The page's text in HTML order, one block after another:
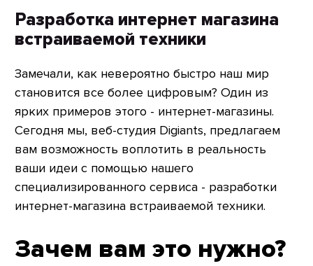
Разработка интернет магазина
встраиваемой техники
Замечали, как невероятно быстро наш мир
становится все более цифровым? Один из
ярких примеров этого - интернет-магазины.
Сегодня мы, веб-студия Digiants, предлагаем
вам возможность воплотить в реальность
ваши идеи с помощью нашего
специализированного сервиса - разработки
интернет-магазина встраиваемой техники.
Зачем вам это нужно?